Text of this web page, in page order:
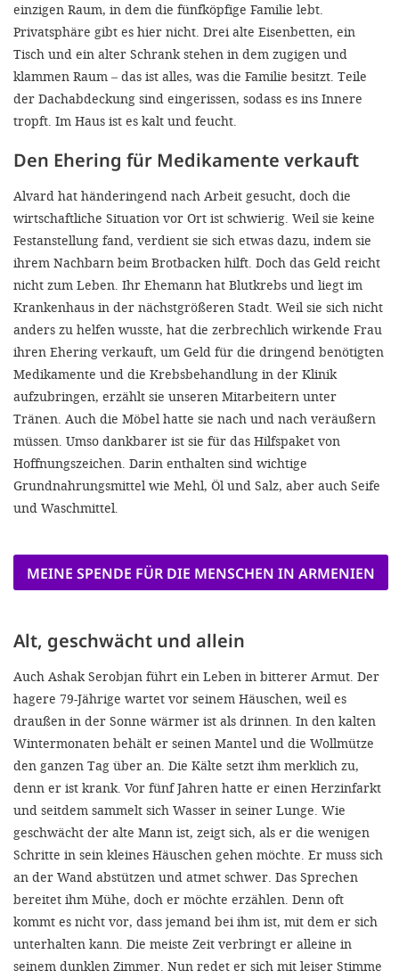
einzigen Raum, in dem die fünfköpfige Familie lebt.
Privatsphäre gibt es hier nicht. Drei alte Eisenbetten, ein
Tisch und ein alter Schrank stehen in dem zugigen und
klammen Raum – das ist alles, was die Familie besitzt. Teile
der Dachabdeckung sind eingerissen, sodass es ins Innere
tropft. Im Haus ist es kalt und feucht.
Den Ehering für Medikamente verkauft
Alvard hat händeringend nach Arbeit gesucht, doch die
wirtschaftliche Situation vor Ort ist schwierig. Weil sie keine
Festanstellung fand, verdient sie sich etwas dazu, indem sie
ihrem Nachbarn beim Brotbacken hilft. Doch das Geld reicht
nicht zum Leben. Ihr Ehemann hat Blutkrebs und liegt im
Krankenhaus in der nächstgrößeren Stadt. Weil sie sich nicht
anders zu helfen wusste, hat die zerbrechlich wirkende Frau
ihren Ehering verkauft, um Geld für die dringend benötigten
Medikamente und die Krebsbehandlung in der Klinik
aufzubringen, erzählt sie unseren Mitarbeitern unter
Tränen. Auch die Möbel hatte sie nach und nach veräußern
müssen. Umso dankbarer ist sie für das Hilfspaket von
Hoffnungszeichen. Darin enthalten sind wichtige
Grundnahrungsmittel wie Mehl, Öl und Salz, aber auch Seife
und Waschmittel.
MEINE SPENDE FÜR DIE MENSCHEN IN ARMENIEN
Alt, geschwächt und allein
Auch Ashak Serobjan führt ein Leben in bitterer Armut. Der
hagere 79-Jährige wartet vor seinem Häuschen, weil es
draußen in der Sonne wärmer ist als drinnen. In den kalten
Wintermonaten behält er seinen Mantel und die Wollmütze
den ganzen Tag über an. Die Kälte setzt ihm merklich zu,
denn er ist krank. Vor fünf Jahren hatte er einen Herzinfarkt
und seitdem sammelt sich Wasser in seiner Lunge. Wie
geschwächt der alte Mann ist, zeigt sich, als er die wenigen
Schritte in sein kleines Häuschen gehen möchte. Er muss sich
an der Wand abstützen und atmet schwer. Das Sprechen
bereitet ihm Mühe, doch er möchte erzählen. Denn oft
kommt es nicht vor, dass jemand bei ihm ist, mit dem er sich
unterhalten kann. Die meiste Zeit verbringt er alleine in
seinem dunklen Zimmer. Nun redet er sich mit leiser Stimme